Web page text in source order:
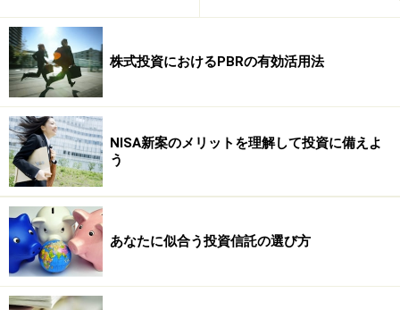
ネット証券は取引をPCやスマホで行うため、PC用のツ
ールやスマホ用のアプリの使いやすさは取引の快適さに
直結します。岡三オンライン証券のツールは、株のSNS
サイト『みんなの株式』のランキング「取引ツール」部
門で7年連続1位。さまざまなサービスの顧客満足度を調
査した『2020年 オリコン顧客満足度ランキング』でも
評価項目別「分析ツール」、運用商品別「国内株式」、
デバイス部門「PC」でそれぞれ1位を獲得するなど、使
いやすさには定評があります。
入門者向けから上級者向けまで、目的に応じて選べるよ
株式投資におけるPBRの有効活用法
NISA新案のメリットを理解して投資に備えよ
う
あなたに似合う投資信託の選び方